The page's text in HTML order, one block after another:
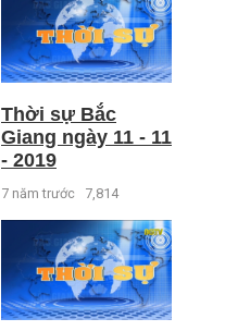
Thời sự Bắc
Giang ngày 11 - 11
- 2019
7 năm trước 7,814